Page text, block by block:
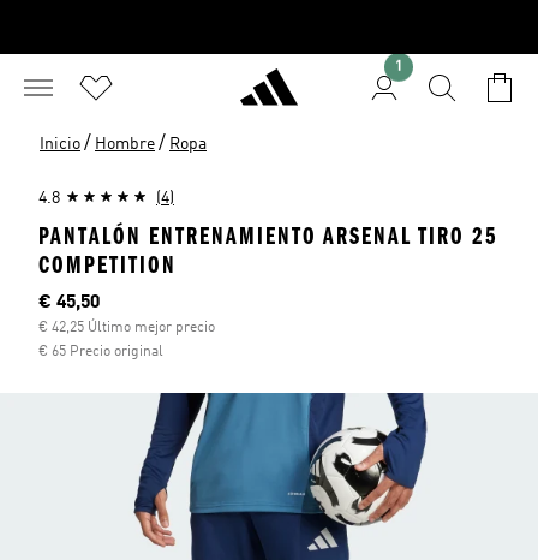
1
Inicio / Hombre / Ropa
4.8 (4)
PANTALÓN ENTRENAMIENTO ARSENAL TIRO 25
COMPETITION
Precio actual
€ 45,50
€ 42,25 Último mejor precio
€ 65 Precio original